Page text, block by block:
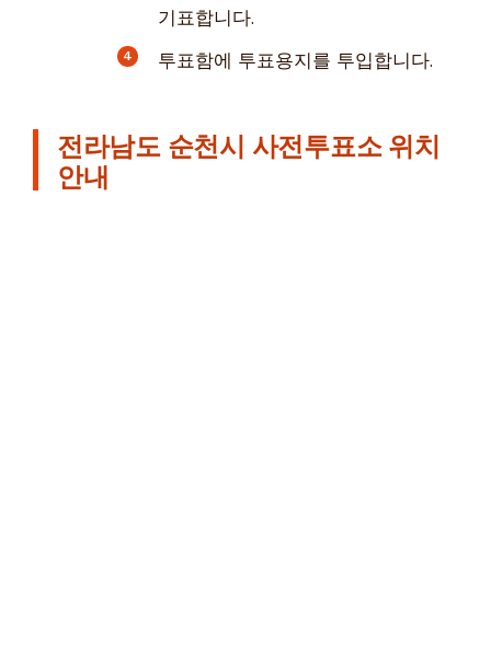
기표합니다.
투표함에 투표용지를 투입합니다.
전라남도 순천시 사전투표소 위치
안내